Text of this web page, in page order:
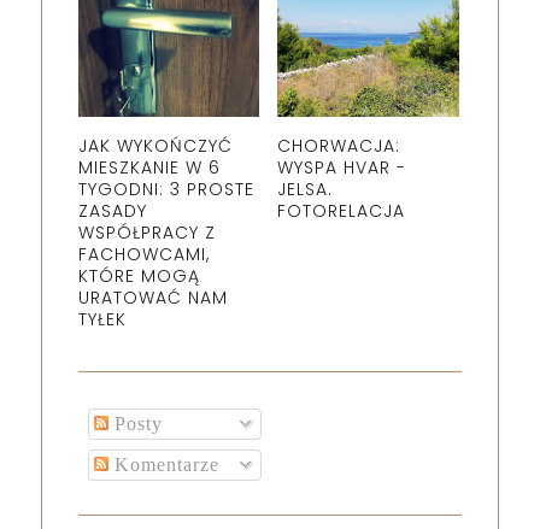
JAK WYKOŃCZYĆ
MIESZKANIE W 6
TYGODNI: 3 PROSTE
ZASADY
WSPÓŁPRACY Z
FACHOWCAMI,
KTÓRE MOGĄ
URATOWAĆ NAM
TYŁEK
CHORWACJA:
WYSPA HVAR -
JELSA.
FOTORELACJA
Posty
Komentarze